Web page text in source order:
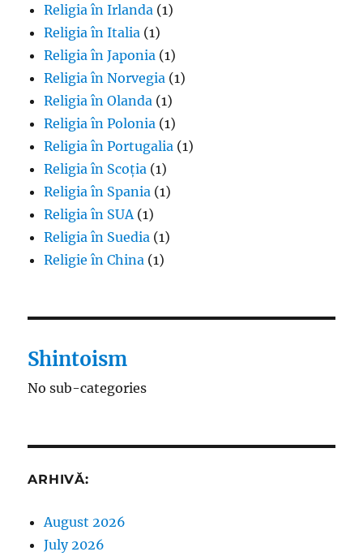
Religia în Irlanda (1)
Religia în Italia (1)
Religia în Japonia (1)
Religia în Norvegia (1)
Religia în Olanda (1)
Religia în Polonia (1)
Religia în Portugalia (1)
Religia în Scoția (1)
Religia în Spania (1)
Religia în SUA (1)
Religia în Suedia (1)
Religie în China (1)
Shintoism
No sub-categories
ARHIVĂ:
August 2026
July 2026